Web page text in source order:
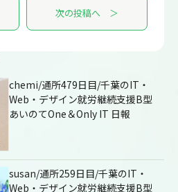
次の投稿へ ＞
chemi/通所479日目/千葉のIT・
Web・デザイン就労継続支援B型
あいのてOne＆Only IT 日報
susan/通所259日目/千葉のIT・
Web・デザイン就労継続支援B型